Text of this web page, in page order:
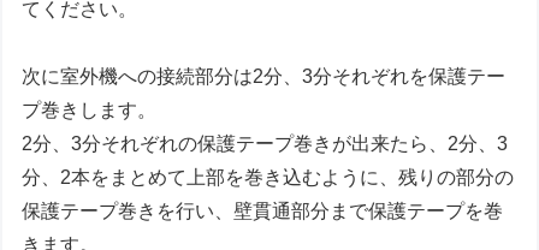
てください。
次に室外機への接続部分は2分、3分それぞれを保護テー
プ巻きします。
2分、3分それぞれの保護テープ巻きが出来たら、2分、3
分、2本をまとめて上部を巻き込むように、残りの部分の
保護テープ巻きを行い、壁貫通部分まで保護テープを巻
きます。